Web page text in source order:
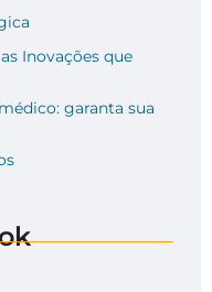
Inovações que
garanta sua